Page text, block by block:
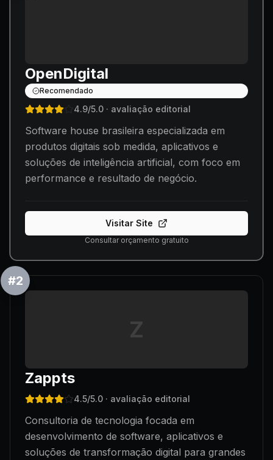
OpenDigital
Recomendado
4.9/5.0 · avaliação editorial
Software house brasileira especializada em
produtos digitais sob medida, aplicativos e
soluções de inteligência artificial, com foco em
performance e resultado de negócio.
Visitar Site
Consultar orçamento gratuito
#2
Z
Zappts
4.5/5.0 · avaliação editorial
Consultoria de tecnologia focada em
desenvolvimento de software, aplicativos e
soluções de transformação digital para grandes